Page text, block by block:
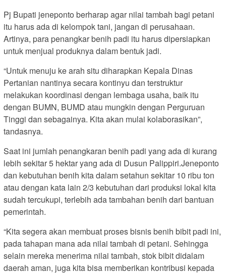
Pj Bupati jeneponto berharap agar nilai tambah bagi petani
itu harus ada di kelompok tani, jangan di perusahaan.
Artinya, para penangkar benih padi itu harus dipersiapkan
untuk menjual produknya dalam bentuk jadi.
“Untuk menuju ke arah situ diharapkan Kepala Dinas
Pertanian nantinya secara kontinyu dan terstruktur
melakukan koordinasi dengan lembaga usaha, baik itu
dengan BUMN, BUMD atau mungkin dengan Perguruan
Tinggi dan sebagainya. Kita akan mulai kolaborasikan”,
tandasnya.
Saat ini jumlah penangkaran benih padi yang ada di kurang
lebih sekitar 5 hektar yang ada di Dusun Palippiri.Jeneponto
dan kebutuhan benih kita dalam setahun sekitar 10 ribu ton
atau dengan kata lain 2/3 kebutuhan dari produksi lokal kita
sudah tercukupi, terlebih ada tambahan benih dari bantuan
pemerintah.
“Kita segera akan membuat proses bisnis benih bibit padi ini,
pada tahapan mana ada nilai tambah di petani. Sehingga
selain mereka menerima nilai tambah, stok bibit didalam
daerah aman, juga kita bisa memberikan kontribusi kepada